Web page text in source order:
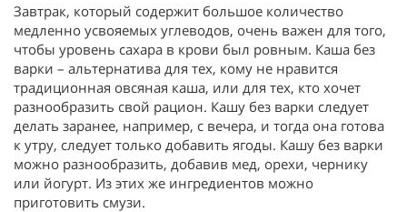
Завтрак, который содержит большое количество
медленно усвояемых углеводов, очень важен для того,
чтобы уровень сахара в крови был ровным. Каша без
варки – альтернатива для тех, кому не нравится
традиционная овсяная каша, или для тех, кто хочет
разнообразить свой рацион. Кашу без варки следует
делать заранее, например, с вечера, и тогда она готова
к утру, следует только добавить ягоды. Кашу без варки
можно разнообразить, добавив мед, орехи, чернику
или йогурт. Из этих же ингредиентов можно
приготовить смузи.